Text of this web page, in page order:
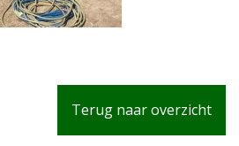
Terug naar overzicht